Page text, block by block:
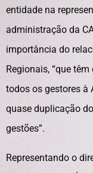
entidade na
administração da
importância do
Regionais, “que
todos os gestores à
quase duplicação
gestões”.
Representando o